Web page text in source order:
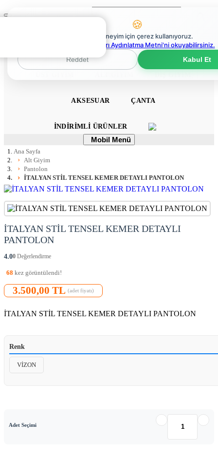
Mobil
0
0
TULUM TAKIM
AKSESUAR ÇANTA
İNDIRIMLI ÜRÜNLER
Mobil
Menü
Mobil Menü
Ana Sayfa
Alt Giyim
Pantolon
İTALYAN STİL TENSEL KEMER DETAYLI PANTOLON
İTALYAN STİL TENSEL KEMER DETAYLI
PANTOLON
4.00 Değerlendirme
68 kez görüntülendi!
3.500,00 TL (adet fiyatı)
İTALYAN STİL TENSEL KEMER DETAYLI PANTOLON
Renk
VİZON
Adet Seçimi
🍪
En iyi deneyim için çerez kullanıyoruz.
Çerez Politikaları Aydınlatma Metni'ni okuyabilirsiniz.
Reddet
Kabul Et